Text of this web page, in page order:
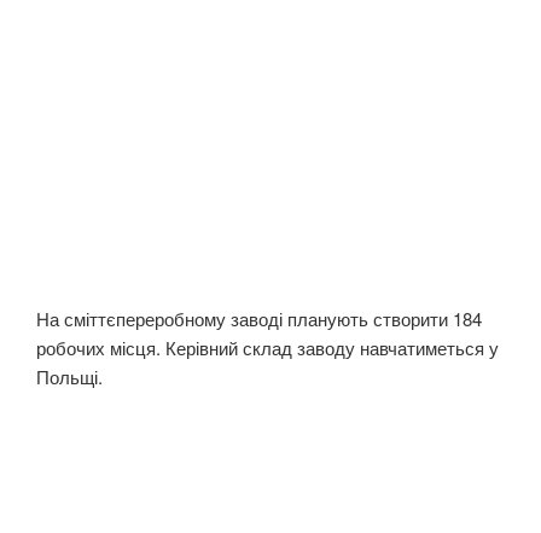
На сміттєпереробному заводі планують створити 184
робочих місця. Керівний склад заводу навчатиметься у
Польщі.